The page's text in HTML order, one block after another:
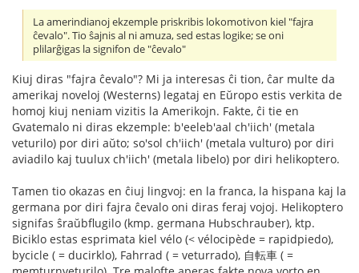
La amerindianoj ekzemple priskribis lokomotivon kiel "fajra
ĉevalo". Tio ŝajnis al ni amuza, sed estas logike; se oni
plilarĝigas la signifon de "ĉevalo"
Kiuj diras "fajra ĉevalo"? Mi ja interesas ĉi tion, ĉar multe da
amerikaj noveloj (Westerns) legataj en Eŭropo estis verkita de
homoj kiuj neniam vizitis la Amerikojn. Fakte, ĉi tie en
Gvatemalo ni diras ekzemple: b'eeleb'aal ch'iich' (metala
veturilo) por diri aŭto; so'sol ch'iich' (metala vulturo) por diri
aviadilo kaj tuulux ch'iich' (metala libelo) por diri helikoptero.
Tamen tio okazas en ĉiuj lingvoj: en la franca, la hispana kaj la
germana por diri fajra ĉevalo oni diras feraj vojoj. Helikoptero
signifas ŝraŭbflugilo (kmp. germana Hubschrauber), ktp.
Biciklo estas esprimata kiel vélo (< vélocipède = rapidpiedo),
bycicle ( = ducirklo), Fahrrad ( = veturrado), 自転車 ( =